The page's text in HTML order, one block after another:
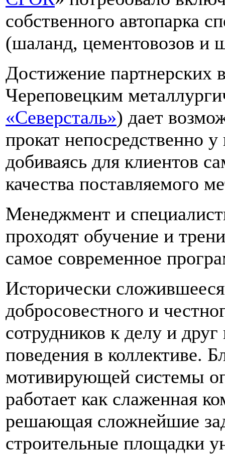
собственного автопарка
(шаланд, цементовозов и
Достижение партнерских
Череповецким
«Северсталь») дает
прокат непосредственно
добиваясь для клиентов
качества поставляемого
Менеджмент и
проходят обучение и
самое современное
Исторически
добросовестного и
сотрудников к делу и
поведения в коллективе.
мотивирующей системы
работает как слаженная
решающая сложнейшие
строительные площадки